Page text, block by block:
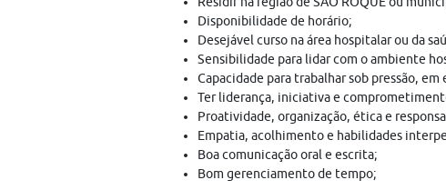
Disponibilidade de horário;
Desejável curso na área hospitalar ou da
Sensibilidade para lidar com o ambiente
Capacidade para trabalhar sob pressão,
Ter liderança, iniciativa e
Proatividade, organização, ética e
Empatia, acolhimento e habilidades
Boa comunicação oral e escrita;
Bom gerenciamento de tempo;